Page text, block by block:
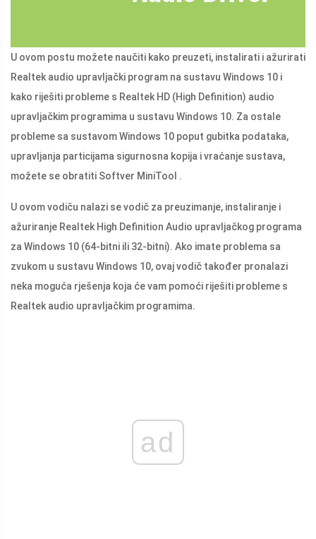
U ovom postu možete naučiti kako preuzeti, instalirati i ažurirati
Realtek audio upravljački program na sustavu Windows 10 i
kako riješiti probleme s Realtek HD (High Definition) audio
upravljačkim programima u sustavu Windows 10. Za ostale
probleme sa sustavom Windows 10 poput gubitka podataka,
upravljanja particijama sigurnosna kopija i vraćanje sustava,
možete se obratiti Softver MiniTool .
U ovom vodiču nalazi se vodič za preuzimanje, instaliranje i
ažuriranje Realtek High Definition Audio upravljačkog programa
za Windows 10 (64-bitni ili 32-bitni). Ako imate problema sa
zvukom u sustavu Windows 10, ovaj vodič također pronalazi
neka moguća rješenja koja će vam pomoći riješiti probleme s
Realtek audio upravljačkim programima.
ad